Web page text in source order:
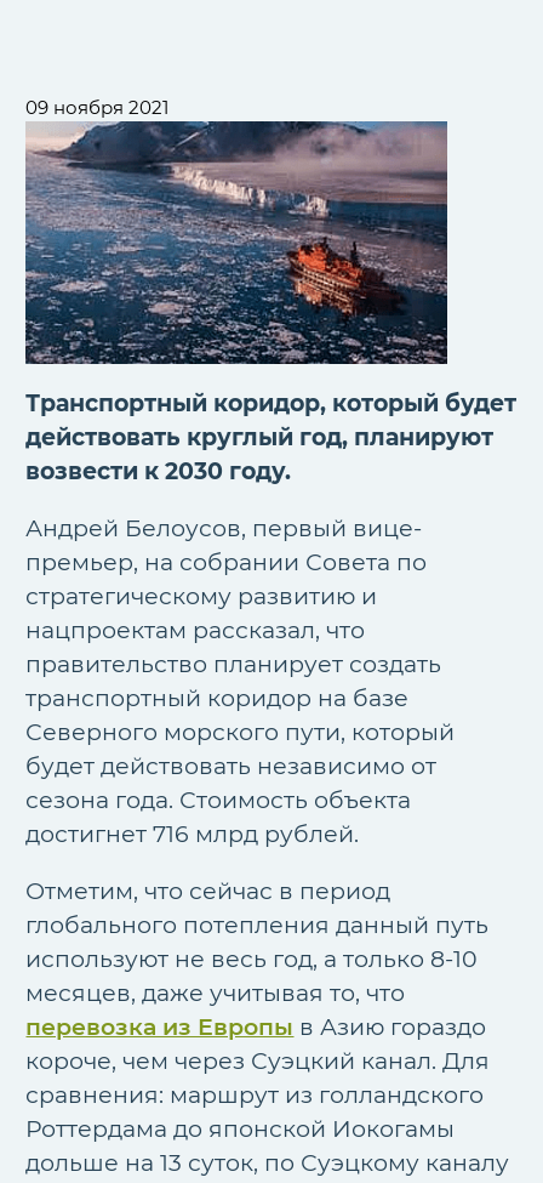
09 ноября 2021
Транспортный коридор, который будет
действовать круглый год, планируют
возвести к 2030 году.
Андрей Белоусов, первый вице-
премьер, на собрании Совета по
стратегическому развитию и
нацпроектам рассказал, что
правительство планирует создать
транспортный коридор на базе
Северного морского пути, который
будет действовать независимо от
сезона года. Стоимость объекта
достигнет 716 млрд рублей.
Отметим, что сейчас в период
глобального потепления данный путь
используют не весь год, а только 8-10
месяцев, даже учитывая то, что
перевозка из Европы в Азию гораздо
короче, чем через Суэцкий канал. Для
сравнения: маршрут из голландского
Роттердама до японской Иокогамы
дольше на 13 суток, по Суэцкому каналу